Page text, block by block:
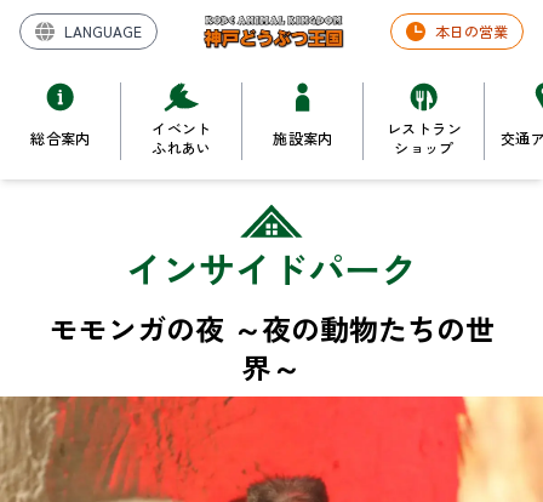
LANGUAGE 本日の営業
総合案内
イベント
ふれあい
施設案内
レストラン
ショップ
交通
インサイドパーク
モモンガの夜 ～夜の動物たちの世
界～